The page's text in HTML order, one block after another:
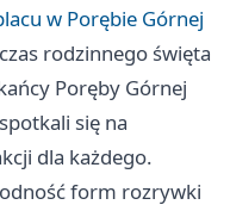
w Porębie Górnej
rodzinnego święta
Poręby Górnej
się na
dla każdego.
form rozrywki